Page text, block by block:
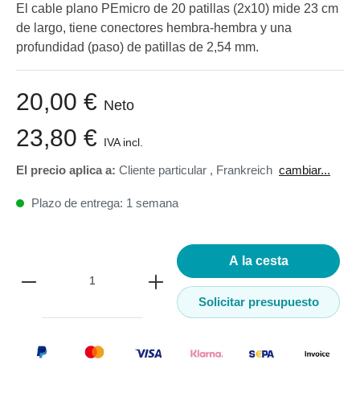
El cable plano PEmicro de 20 patillas (2x10) mide 23 cm
de largo, tiene conectores hembra-hembra y una
profundidad (paso) de patillas de 2,54 mm.
20,00 € Neto
23,80 € IVA incl.
El precio aplica a: Cliente particular , Frankreich cambiar...
Plazo de entrega: 1 semana
A la cesta
Solicitar presupuesto